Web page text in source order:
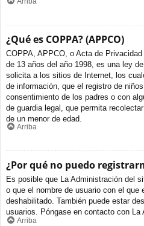
¿Qué es COPPA? (APPCO)
COPPA, APPCO, o Acta de
de 13 años del año 1998, es una ley
solicita a los sitios de Internet, los
de información, que el registro de
consentimiento de los padres o con
de guardia legal, que permita
de un menor de edad.
Arriba
¿Por qué no puedo
Es posible que La Administración del
o que el nombre de usuario con el
deshabilitado. También puede estar
usuarios. Póngase en contacto con La
Arriba